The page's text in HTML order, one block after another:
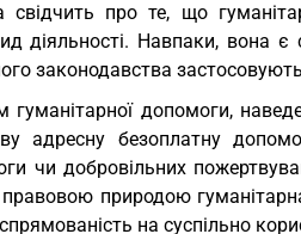
свідчить про те, що
діяльності. Навпаки, вона є
законодавства
гуманітарної допомоги,
адресну безоплатну
чи добровільних
природою
на суспільно